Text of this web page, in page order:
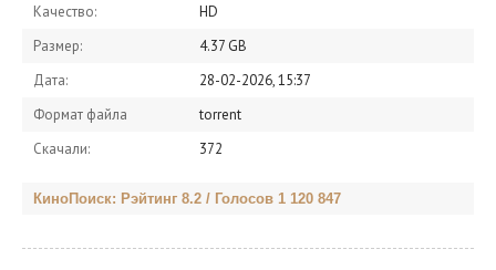
Качество:
HD
Размер:
4.37 GB
Дата:
28-02-2026, 15:37
Формат файла
torrent
Скачали:
372
КиноПоиск: Рэйтинг 8.2 / Голосов 1 120 847